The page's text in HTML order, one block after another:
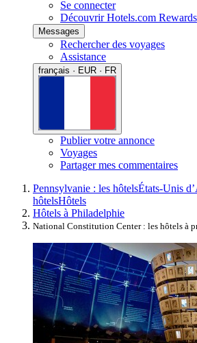
Se connecter
Découvrir Hotels.com Rewards
Messages
Rechercher des voyages
Assistance
français · EUR · FR
Publier votre annonce
Voyages
Partager mes commentaires
Pennsylvanie : les hôtelsÉtats-Unis
hôtelsHôtels
Hôtels à Philadelphie
National Constitution Center : les hôtels à